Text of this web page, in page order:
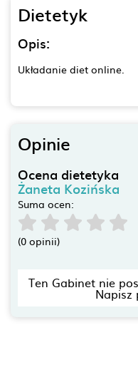
Dietetyk
Opis:
Układanie diet online.
Opinie
Ocena dietetyka
Żaneta Kozińska
Suma ocen:
(0 opinii)
Ten Gabinet nie
Napisz